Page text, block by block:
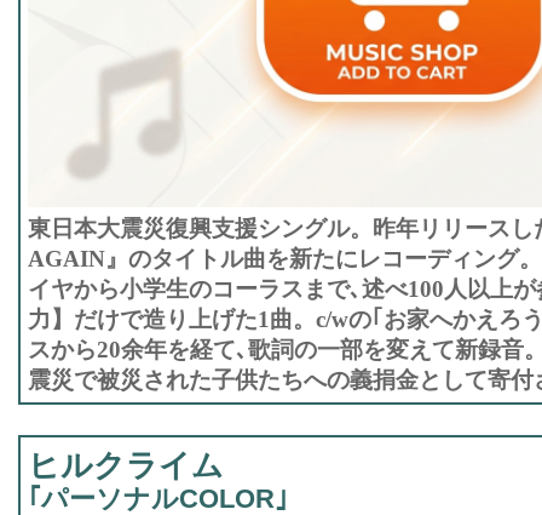
東日本大震災復興支援シングル。昨年リリース
AGAIN』のタイトル曲を新たにレコーディング
イヤから小学生のコーラスまで､述べ100人以上
力】だけで造り上げた1曲。c/wの｢お家へかえろ
スから20余年を経て､歌詞の一部を変えて新録音
震災で被災された子供たちへの義捐金として寄付
ヒルクライム
｢パーソナルCOLOR｣